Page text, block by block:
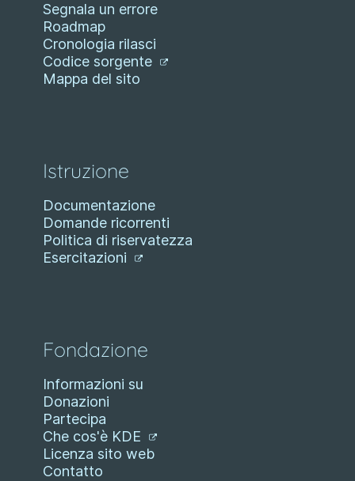
Segnala un errore
Roadmap
Cronologia rilasci
Codice sorgente
Mappa del sito
Istruzione
Documentazione
Domande ricorrenti
Politica di riservatezza
Esercitazioni
Fondazione
Informazioni su
Donazioni
Partecipa
Che cos'è KDE
Licenza sito web
Contatto